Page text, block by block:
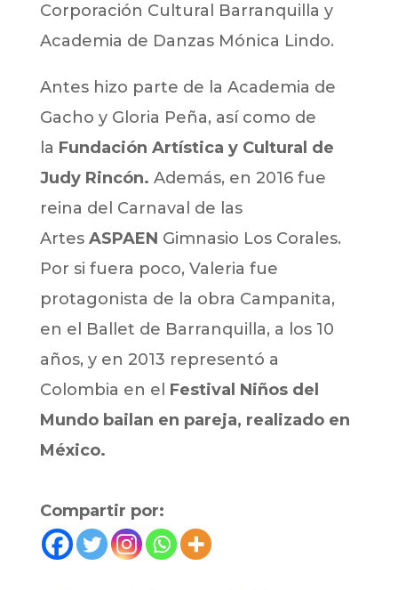
Corporación Cultural Barranquilla y
Academia de Danzas Mónica Lindo.
Antes hizo parte de la Academia de
Gacho y Gloria Peña, así como de
la Fundación Artística y Cultural de
Judy Rincón. Además, en 2016 fue
reina del Carnaval de las
Artes ASPAEN Gimnasio Los Corales.
Por si fuera poco, Valeria fue
protagonista de la obra Campanita,
en el Ballet de Barranquilla, a los 10
años, y en 2013 representó a
Colombia en el Festival Niños del
Mundo bailan en pareja, realizado en
México.
Compartir por: